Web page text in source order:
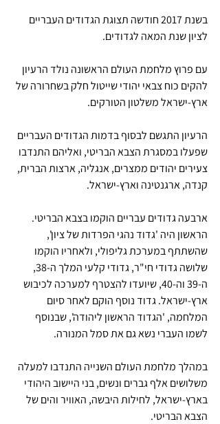
בשנת 2017 חודשה תצוגת הגדודים העבריים
לציון שנת המאה לגדודים.
עם פרוץ מלחמת העולם הראשונה נולד הרעיון
להקים כוח צבאי יהודי שייטול חלק בשחרורה של
ארץ-ישראל משלטון הטורקים.
הרעיון התגשם לבסוף בדמות הגדודים העבריים
שפעלו במסגרת הצבא הבריטי, ואליהם התנדבו
צעירים יהודים ממצרים, אנגליה, ארצות הברית,
קנדה, ארגנטינה וארץ-ישראל.
ארבעה גדודים עבריים הוקמו בצבא הבריטי.
הראשון היה 'גדוד נהגי הפרדות של ציון',
שהשתתף במערכת גליפולי, ולאחריו הוקמו
שלושה גדודי חי"ר, גדודי קלעי המלך ה-38,
ה-39 וה-40, שיועדו להצטרף למערכה לכיבוש
ארץ-ישראל. גדוד נוסף הוקם לאחר סיום
המלחמה, 'הגדוד הראשון ליהודה', שבנוסף
לשמו העברי נשא גם את סמל המנורה.
במהלך מלחמת העולם השנייה התנדבו למעלה
משלושים אלף גברים ונשים, בני היישוב היהודי
בארץ-ישראל, לחילות היבשה, האוויר והים של
הצבא הבריטי.